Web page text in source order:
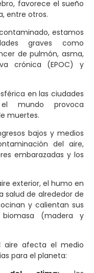
favorece el sueño
entre otros.
estamos
graves como
de pulmón, asma,
crónica (EPOC) y
en las ciudades
mundo provoca
muertes.
bajos y medios
del aire,
embarazadas y los
exterior, el humo en
salud de alrededor de
y calientan sus
(madera y
aire afecta el medio
para el planeta: